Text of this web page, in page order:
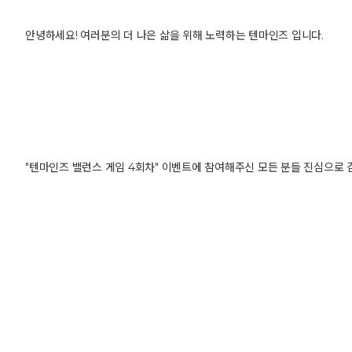
안녕하세요! 여러분의 더 나은 삶을 위해 노력하는 텐마인즈 입니다.
"텐마인즈 밸런스 게임 4회차" 이벤트에 참여해주신 모든 분들 진심으로